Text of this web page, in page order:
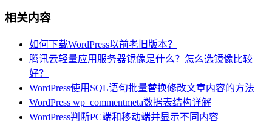
相关内容
如何下载WordPress以前老旧版本？
腾讯云轻量应用服务器镜像是什么？怎么选镜像比较
好？
WordPress使用SQL语句批量替换修改文章内容的方法
WordPress wp_commentmeta数据表结构详解
WordPress判断PC端和移动端并显示不同内容